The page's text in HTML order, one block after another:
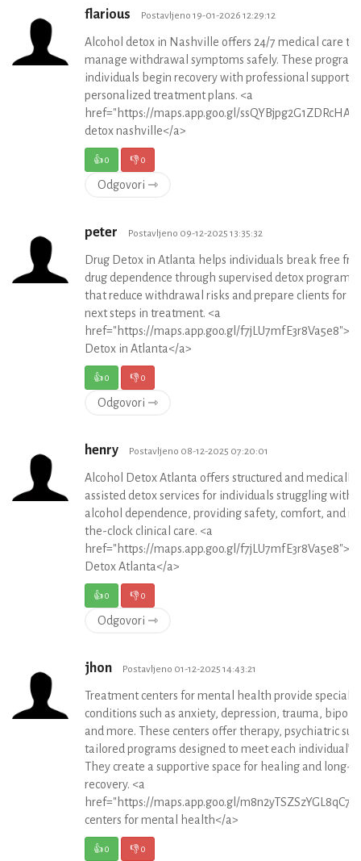
flarious Postavljeno 19-01-2026 12:29:12
Alcohol detox in Nashville offers 24/7 medical care to
manage withdrawal symptoms safely. These
individuals begin recovery with professional support
personalized treatment plans. <a
href="https://maps.app.goo.gl/
detox nashville</a>
👍0 👎0
Odgovori ⇾
peter Postavljeno 09-12-2025 13:35:32
Drug Detox in Atlanta helps individuals break free
drug dependence through supervised detox programs
that reduce withdrawal risks and prepare clients for
next steps in treatment. <a
href="https://maps.app.goo.gl/
Detox in Atlanta</a>
👍0 👎0
Odgovori ⇾
henry Postavljeno 08-12-2025 07:20:01
Alcohol Detox Atlanta offers structured and medically
assisted detox services for individuals struggling with
alcohol dependence, providing safety, comfort, and
the-clock clinical care. <a
href="https://maps.app.goo.gl/
Detox Atlanta</a>
👍0 👎0
Odgovori ⇾
jhon Postavljeno 01-12-2025 14:43:21
Treatment centers for mental health provide
conditions such as anxiety, depression, trauma,
and more. These centers offer therapy, psychiatric
tailored programs designed to meet each individual’s
They create a supportive space for healing and long-
recovery. <a
href="https://maps.app.goo.gl/
centers for mental health</a>
👍0 👎0